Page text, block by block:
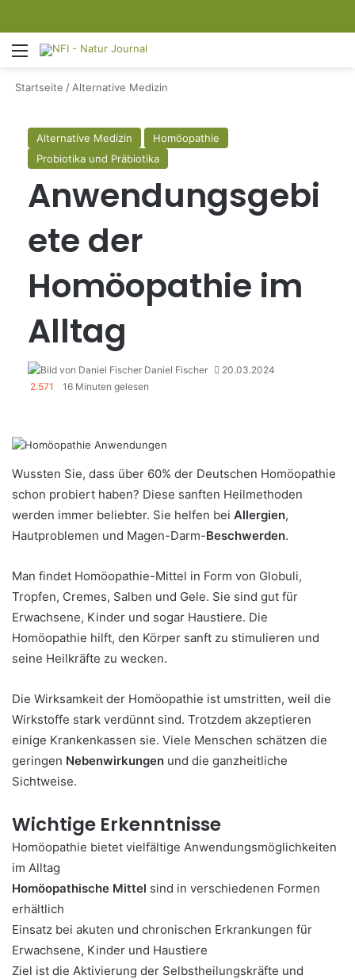
Menü
Startseite / Alternative Medizin
Alternative Medizin
Homöopathie
Probiotika und Präbiotika
Anwendungsgebi
ete der
Homöopathie im
Alltag
Daniel Fischer
20.03.2024
2.571
16 Minuten gelesen
Wussten Sie, dass über 60% der Deutschen Homöopathie
schon probiert haben? Diese sanften Heilmethoden
werden immer beliebter. Sie helfen bei Allergien,
Hautproblemen und Magen-Darm-Beschwerden.
Man findet Homöopathie-Mittel in Form von Globuli,
Tropfen, Cremes, Salben und Gele. Sie sind gut für
Erwachsene, Kinder und sogar Haustiere. Die
Homöopathie hilft, den Körper sanft zu stimulieren und
seine Heilkräfte zu wecken.
Die Wirksamkeit der Homöopathie ist umstritten, weil die
Wirkstoffe stark verdünnt sind. Trotzdem akzeptieren
einige Krankenkassen sie. Viele Menschen schätzen die
geringen Nebenwirkungen und die ganzheitliche
Sichtweise.
Wichtige Erkenntnisse
Homöopathie bietet vielfältige Anwendungsmöglichkeiten
im Alltag
Homöopathische Mittel sind in verschiedenen Formen
erhältlich
Einsatz bei akuten und chronischen Erkrankungen für
Erwachsene, Kinder und Haustiere
Ziel ist die Aktivierung der Selbstheilungskräfte und